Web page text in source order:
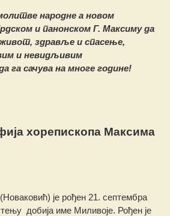
народне а новом
и панонском Г. Максиму да
живот, здравље и спасење,
и невидљивим
га сачува на многе године!
хорепископа Максима
је рођен 21. септембра
добија име Миливоје. Рођен је